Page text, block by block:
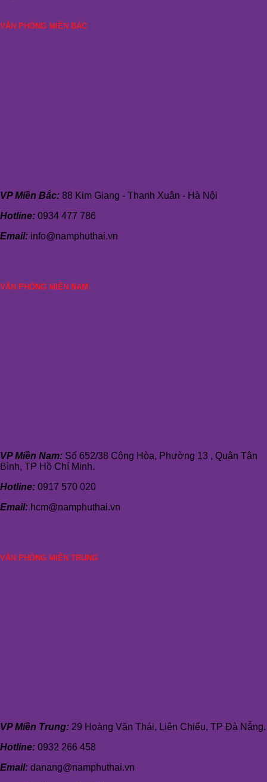
VĂN PHÒNG MIỀN BẮC
VP Miền Bắc: 88 Kim Giang - Thanh Xuân - Hà Nội
Hotline: 0934 477 786
Email: info@namphuthai.vn
VĂN PHÒNG MIỀN NAM
VP Miền Nam: Số 652/38 Cộng Hòa, Phường 13 , Quận Tân
Bình, TP Hồ Chí Minh.
Hotline: 0917 570 020
Email: hcm@namphuthai.vn
VĂN PHÒNG MIỀN TRUNG
VP Miền Trung: 29 Hoàng Văn Thái, Liên Chiểu, TP Đà Nẵng.
Hotline: 0932 266 458
Email: danang@namphuthai.vn